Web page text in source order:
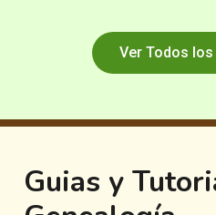
Ver Todos
Guias y